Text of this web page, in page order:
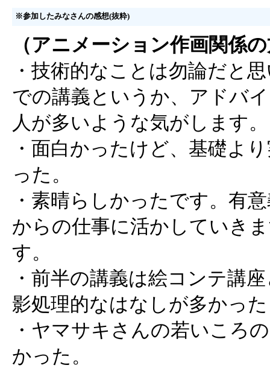
※参加したみなさんの感想(抜粋)
（アニメーション作画関係
・技術的なことは勿論だと
での講義というか、アドバ
人が多いような気がします。
・面白かったけど、基礎よ
った。
・素晴らしかったです。有
からの仕事に活かしていき
す。
・前半の講義は絵コンテ講
影処理的なはなしが多かっ
・ヤマサキさんの若いころ
かった。